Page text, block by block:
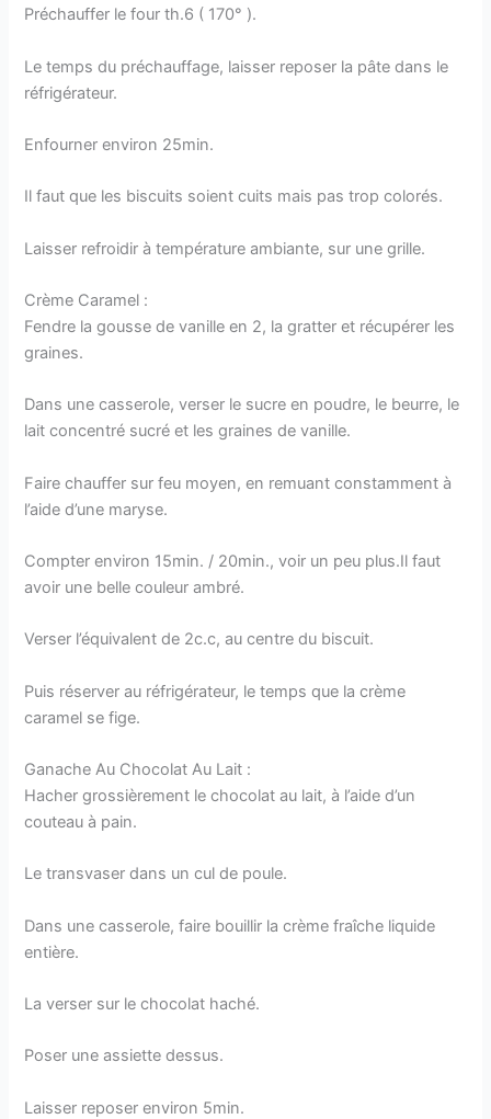
Préchauffer le four th.6 ( 170° ).
Le temps du préchauffage, laisser reposer la pâte dans le
réfrigérateur.
Enfourner environ 25min.
Il faut que les biscuits soient cuits mais pas trop colorés.
Laisser refroidir à température ambiante, sur une grille.
Crème Caramel :
Fendre la gousse de vanille en 2, la gratter et récupérer les
graines.
Dans une casserole, verser le sucre en poudre, le beurre, le
lait concentré sucré et les graines de vanille.
Faire chauffer sur feu moyen, en remuant constamment à
l’aide d’une maryse.
Compter environ 15min. / 20min., voir un peu plus.Il faut
avoir une belle couleur ambré.
Verser l’équivalent de 2c.c, au centre du biscuit.
Puis réserver au réfrigérateur, le temps que la crème
caramel se fige.
Ganache Au Chocolat Au Lait :
Hacher grossièrement le chocolat au lait, à l’aide d’un
couteau à pain.
Le transvaser dans un cul de poule.
Dans une casserole, faire bouillir la crème fraîche liquide
entière.
La verser sur le chocolat haché.
Poser une assiette dessus.
Laisser reposer environ 5min.